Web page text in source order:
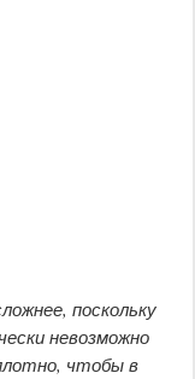
поскольку
невозможно
чтобы в